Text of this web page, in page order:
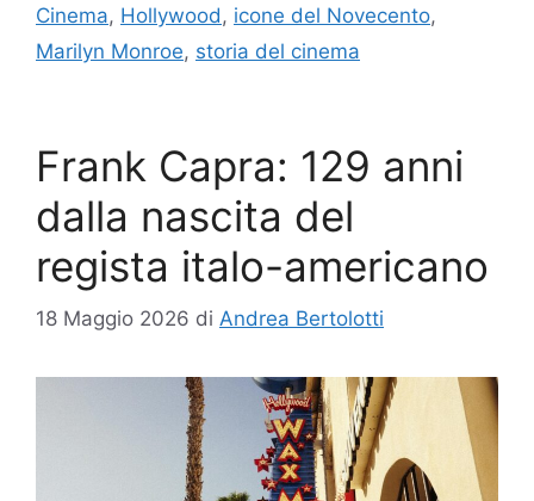
Cinema, Hollywood , icone del Novecento,
Marilyn Monroe, storia del cinema
Frank Capra: 129 anni
dalla nascita del
regista italo-americano
18 Maggio 2026 di Andrea Bertolotti